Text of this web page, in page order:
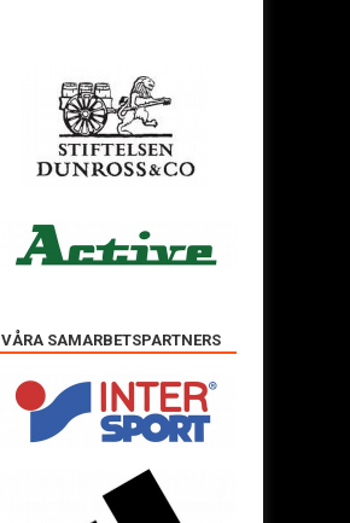
VÅRA SAMARBETSPARTNERS